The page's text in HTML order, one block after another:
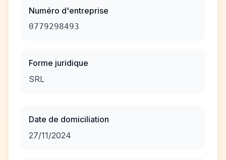
Numéro d'entreprise
0779298493
Forme juridique
SRL
Date de domiciliation
27/11/2024